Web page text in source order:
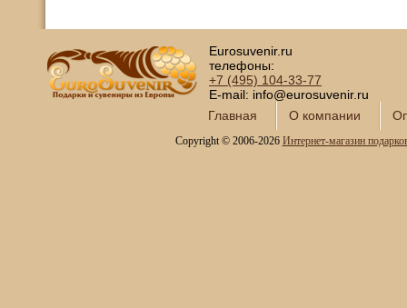
Eurosuvenir.ru
телефоны:
+7 (495) 104-33-77
E-mail: info@eurosuvenir.ru
Главная
О компании
Copyright © 2006-2026 Интернет-магазин